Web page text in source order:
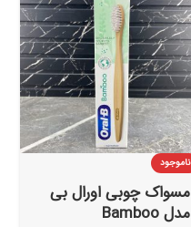
ناموجود
مسواک چوبی اورال بی
مدل Bamboo